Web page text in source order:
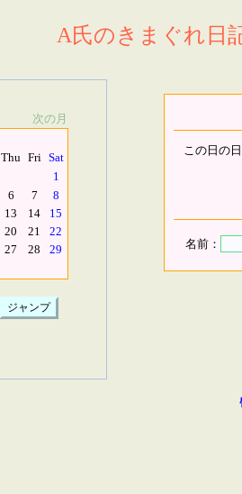
A氏のきまぐれ日
次の月
Thu Fri Sat
1
6 7
8
13 14
15
20 21
22
27 28
29
この日の
名前：